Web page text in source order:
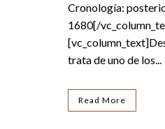
Cronología:
1680[/
trata de uno de los...
Read More